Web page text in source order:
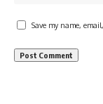
Save my name,